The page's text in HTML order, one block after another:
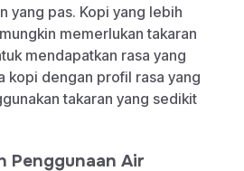
yang pas. Kopi yang lebih
memerlukan takaran
mendapatkan rasa yang
kopi dengan profil rasa yang
takaran yang sedikit
Penggunaan Air